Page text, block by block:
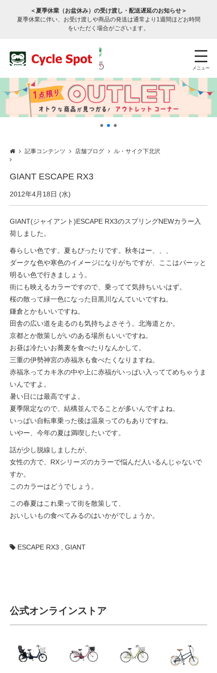
＜夏季休業（お盆休み）の受け渡し・配送遅延のお知らせ＞
夏季休業に伴い、お受け渡しや商品の発送は通常より1週間ほどお時間
をいただく場合がございます。
メニュー
サービスのご案内
サービス全般
修理・メンテナンス工賃
盗難保証
SpotMateログイン
オリジナル自転車
PB全車種カタログ
Norwayシリーズ
求人情報
募集中の求人情報
記事コンテンツ 店舗ブログ ル・サイク下北沢
GIANT ESCAPE RX3
2012年4月18日 (水)
GIANT(ジャイアント)ESCAPE RX3のスプリングNEWカラー入
荷しました。
春らしい色です。夏もぴったりです。秋冬はー、、、
ダークな色や寒色のイメージになりがちですが、ここはパーッと
明るい色で行きましょう。
街にも映えるカラーですので、乗ってて気持ちいいはず。
桜の散って緑一色になった目黒川なんていいですね。
鎌倉とかもいいですね。
田舎の広い道を走るのも気持ちよさそう。北海道とか。
京都とか散策しがいのある場所もいいですね。
お昼は冷たいお蕎麦を食べたりなんかして。
三重の伊勢神宮の赤福氷も食べたくなりますね。
赤福氷ってカキ氷の中や上に赤福がいっぱい入っててめちゃうま
いんですよ。
暑い日には最高ですよ。
夏季限定なので、結構並んでることが多いんですよね。
いっぱい自転車乗った後は温泉ってのもありですね。
いやー、今年の夏は満喫したいです。
話が少し脱線しましたが、
女性の方で、RXシリーズのカラーで悩んだ人いるんじゃないで
すか。
このカラーはどうでしょう。
この春夏はこれ乗って街を散策して、
おいしいもの食べてみるのはいかがでしょうか。
ESCAPE RX3 GIANT
公式オンラインストア